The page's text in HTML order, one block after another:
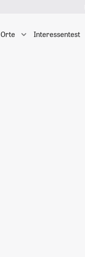
Orte Interessentest